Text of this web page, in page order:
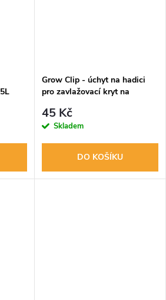
Grow Clip - úchyt na hadici
pro zavlažovací kryt na
45 Kč
Skladem
DO KOŠÍKU